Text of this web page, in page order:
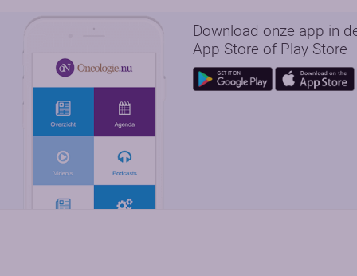
Download onze app in
App Store of Play Store